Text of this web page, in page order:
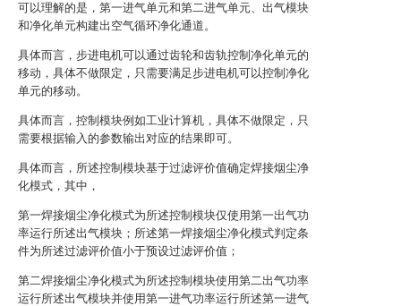
可以理解的是，第一进气单元和第二进气单元、出气模块
和净化单元构建出空气循环净化通道。
具体而言，步进电机可以通过齿轮和齿轨控制净化单元的
移动，具体不做限定，只需要满足步进电机可以控制净化
单元的移动。
具体而言，控制模块例如工业计算机，具体不做限定，只
需要根据输入的参数输出对应的结果即可。
具体而言，所述控制模块基于过滤评价值确定焊接烟尘净
化模式，其中，
第一焊接烟尘净化模式为所述控制模块仅使用第一出气功
率运行所述出气模块；所述第一焊接烟尘净化模式判定条
件为所述过滤评价值小于预设过滤评价值；
第二焊接烟尘净化模式为所述控制模块使用第二出气功率
运行所述出气模块并使用第一进气功率运行所述第一进气